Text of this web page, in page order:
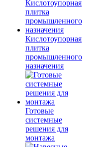
Кислотоупорная
плитка
промышленного
назначения
Готовые
системные
решения для
монтажа